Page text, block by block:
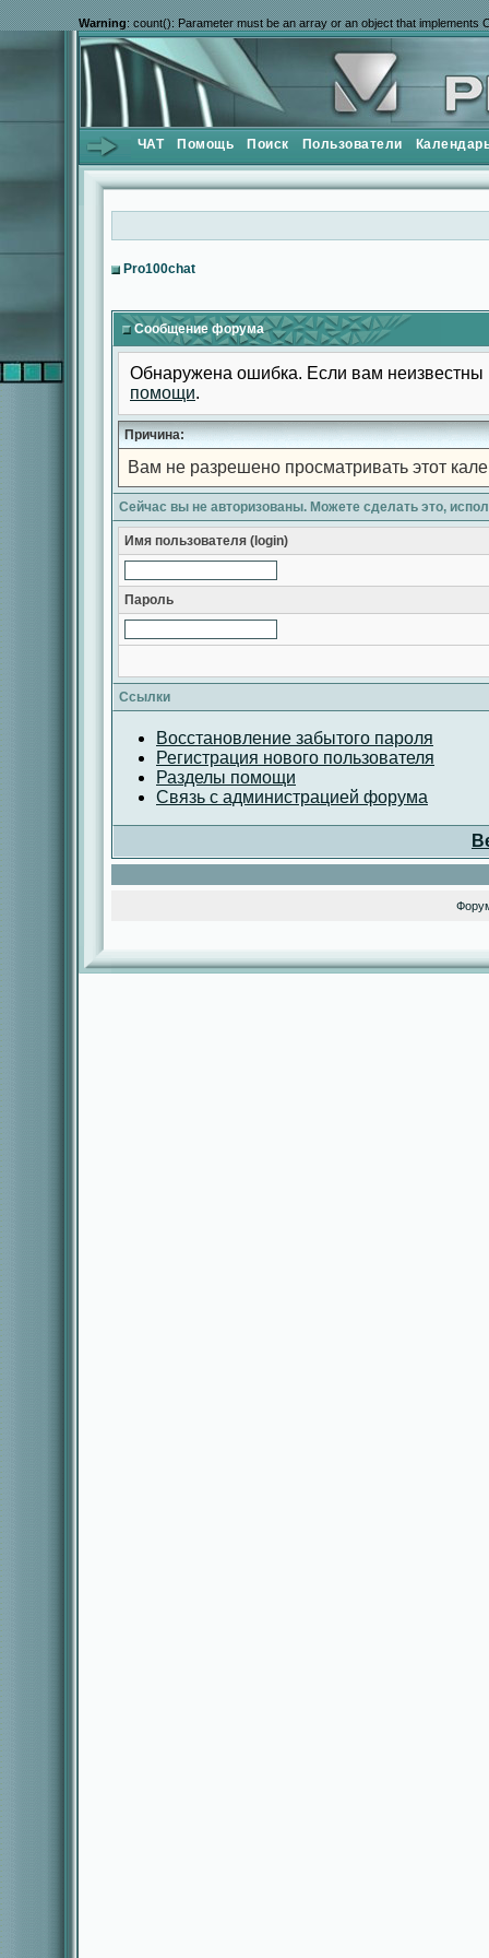
Warning: count(): Parameter must be an array or an object that implements
ЧАТ Помощь Поиск Пользователи
Pro100chat
Сообщение форума
Обнаружена ошибка. Если вам
помощи.
Причина:
Вам не разрешено просматривать этот
Сейчас вы не авторизованы. Можете сделать это,
Имя пользователя (login)
Пароль
Ссылки
Восстановление забытого пароля
Регистрация нового пользователя
Разделы помощи
Связь с администрацией форума